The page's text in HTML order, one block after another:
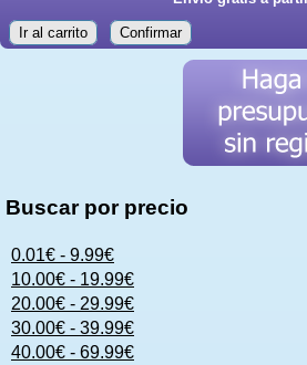
Ir al carrito Confirmar
Buscar por precio
0.01€ - 9.99€
10.00€ - 19.99€
20.00€ - 29.99€
30.00€ - 39.99€
40.00€ - 69.99€